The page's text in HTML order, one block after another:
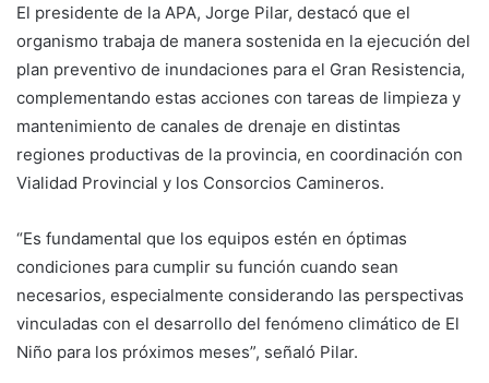
El presidente de la APA, Jorge Pilar, destacó que el
organismo trabaja de manera sostenida en la ejecución del
plan preventivo de inundaciones para el Gran Resistencia,
complementando estas acciones con tareas de limpieza y
mantenimiento de canales de drenaje en distintas
regiones productivas de la provincia, en coordinación con
Vialidad Provincial y los Consorcios Camineros.
“Es fundamental que los equipos estén en óptimas
condiciones para cumplir su función cuando sean
necesarios, especialmente considerando las perspectivas
vinculadas con el desarrollo del fenómeno climático de El
Niño para los próximos meses”, señaló Pilar.